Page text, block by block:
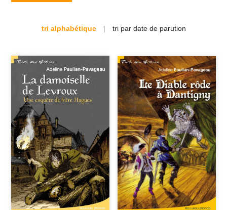
tri alphabétique | tri par date de parution